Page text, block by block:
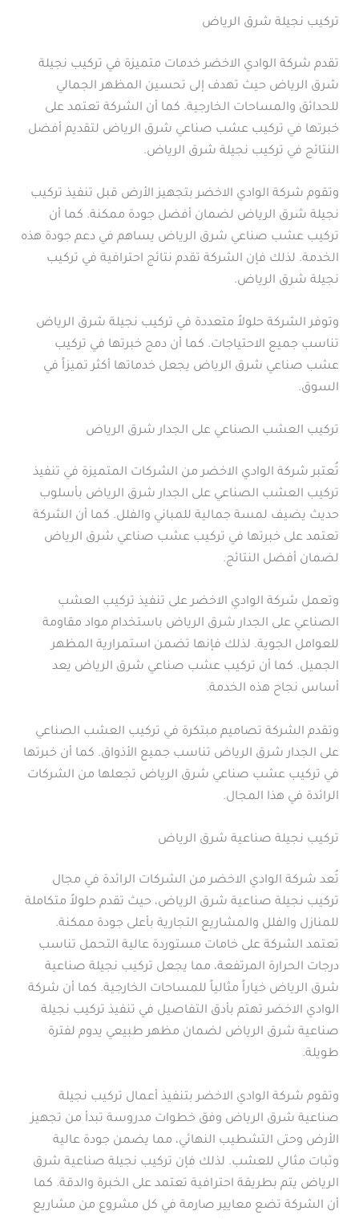
تركيب نجيلة شرق الرياض
تقدم شركة الوادي الاخضر خدمات متميزة في تركيب نجيلة
شرق الرياض حيث تهدف إلى تحسين المظهر الجمالي
للحدائق والمساحات الخارجية. كما أن الشركة تعتمد على
خبرتها في تركيب عشب صناعي شرق الرياض لتقديم أفضل
النتائج في تركيب نجيلة شرق الرياض.
وتقوم شركة الوادي الاخضر بتجهيز الأرض قبل تنفيذ تركيب
نجيلة شرق الرياض لضمان أفضل جودة ممكنة. كما أن
تركيب عشب صناعي شرق الرياض يساهم في دعم جودة هذه
الخدمة. لذلك فإن الشركة تقدم نتائج احترافية في تركيب
نجيلة شرق الرياض.
وتوفر الشركة حلولاً متعددة في تركيب نجيلة شرق الرياض
تناسب جميع الاحتياجات. كما أن دمج خبرتها في تركيب
عشب صناعي شرق الرياض يجعل خدماتها أكثر تميزاً في
السوق.
تركيب العشب الصناعي على الجدار شرق الرياض
تُعتبر شركة الوادي الاخضر من الشركات المتميزة في تنفيذ
تركيب العشب الصناعي على الجدار شرق الرياض بأسلوب
حديث يضيف لمسة جمالية للمباني والفلل. كما أن الشركة
تعتمد على خبرتها في تركيب عشب صناعي شرق الرياض
لضمان أفضل النتائج.
وتعمل شركة الوادي الاخضر على تنفيذ تركيب العشب
الصناعي على الجدار شرق الرياض باستخدام مواد مقاومة
للعوامل الجوية. لذلك فإنها تضمن استمرارية المظهر
الجميل. كما أن تركيب عشب صناعي شرق الرياض يعد
أساس نجاح هذه الخدمة.
وتقدم الشركة تصاميم مبتكرة في تركيب العشب الصناعي
على الجدار شرق الرياض تناسب جميع الأذواق. كما أن خبرتها
في تركيب عشب صناعي شرق الرياض تجعلها من الشركات
الرائدة في هذا المجال.
تركيب نجيلة صناعية شرق الرياض
تُعد شركة الوادي الاخضر من الشركات الرائدة في مجال
تركيب نجيلة صناعية شرق الرياض، حيث تقدم حلولاً متكاملة
للمنازل والفلل والمشاريع التجارية بأعلى جودة ممكنة.
تعتمد الشركة على خامات مستوردة عالية التحمل تناسب
درجات الحرارة المرتفعة، مما يجعل تركيب نجيلة صناعية
شرق الرياض خياراً مثالياً للمساحات الخارجية. كما أن شركة
الوادي الاخضر تهتم بأدق التفاصيل في تنفيذ تركيب نجيلة
صناعية شرق الرياض لضمان مظهر طبيعي يدوم لفترة
طويلة.
وتقوم شركة الوادي الاخضر بتنفيذ أعمال تركيب نجيلة
صناعية شرق الرياض وفق خطوات مدروسة تبدأ من تجهيز
الأرض وحتى التشطيب النهائي، مما يضمن جودة عالية
وثبات مثالي للعشب. لذلك فإن تركيب نجيلة صناعية شرق
الرياض يتم بطريقة احترافية تعتمد على الخبرة والدقة. كما
أن الشركة تضع معايير صارمة في كل مشروع من مشاريع